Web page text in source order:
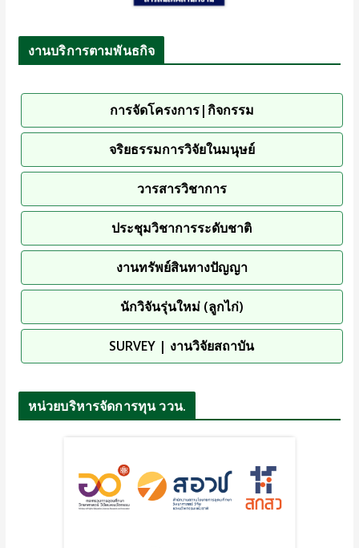
งานบริการตามพันธกิจ
การจัดโครงการ|กิจกรรม
จริยธรรมการวิจัยในมนุษย์
วารสารวิชาการ
ประชุมวิชาการระดับชาติ
งานทรัพย์สินทางปัญญา
นักวิจันรุ่นใหม่ (ลูกไก่)
SURVEY | งานวิจัยสถาบัน
หน่วยบริหารจัดการทุน ววน.